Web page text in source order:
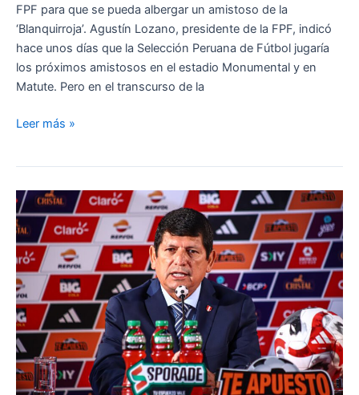
en
la
Liga
1
2024
FPF para que se pueda albergar un amistoso de la
‘Blanquirroja’. Agustín Lozano, presidente de la FPF, indicó
hace unos días que la Selección Peruana de Fútbol jugaría
los próximos amistosos en el estadio Monumental y en
Matute. Pero en el transcurso de la
¿Por
no
quiere
ceder
Matute
para
el
partido
de
la
Selección
Leer más »